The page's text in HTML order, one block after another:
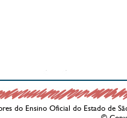
do Ensino Oficial do Estado de